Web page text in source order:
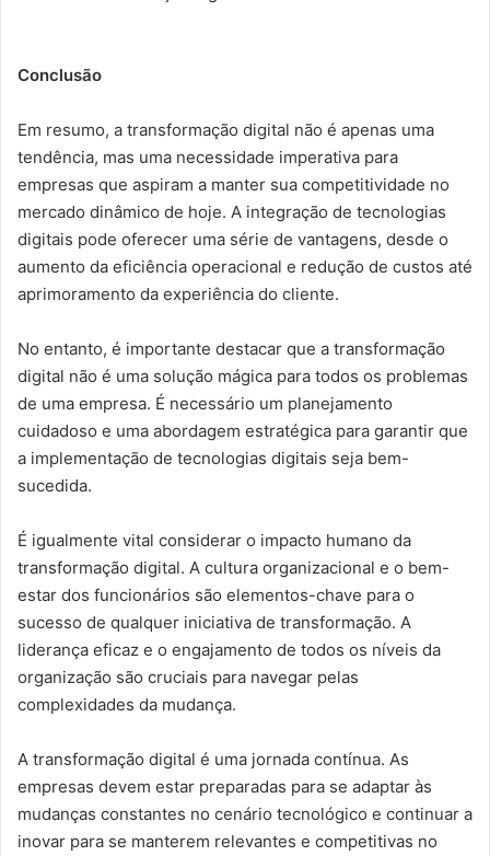
Conclusão
Em resumo, a transformação digital não é apenas uma
tendência, mas uma necessidade imperativa para
empresas que aspiram a manter sua competitividade no
mercado dinâmico de hoje. A integração de tecnologias
digitais pode oferecer uma série de vantagens, desde o
aumento da eficiência operacional e redução de custos até
aprimoramento da experiência do cliente.
No entanto, é importante destacar que a transformação
digital não é uma solução mágica para todos os problemas
de uma empresa. É necessário um planejamento
cuidadoso e uma abordagem estratégica para garantir que
a implementação de tecnologias digitais seja bem-
sucedida.
É igualmente vital considerar o impacto humano da
transformação digital. A cultura organizacional e o bem-
estar dos funcionários são elementos-chave para o
sucesso de qualquer iniciativa de transformação. A
liderança eficaz e o engajamento de todos os níveis da
organização são cruciais para navegar pelas
complexidades da mudança.
A transformação digital é uma jornada contínua. As
empresas devem estar preparadas para se adaptar às
mudanças constantes no cenário tecnológico e continuar a
inovar para se manterem relevantes e competitivas no